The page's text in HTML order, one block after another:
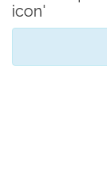
icon'